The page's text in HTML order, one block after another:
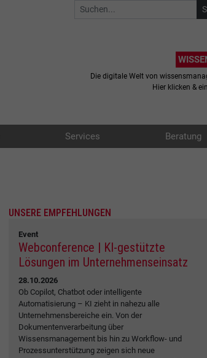
Die digitale Welt von
Hier klicken &
Services Beratung
UNSERE EMPFEHLUNGEN
Event
Webconference | KI-gestützte
Lösungen im Unternehmenseinsatz
28.10.2026
Ob Copilot, Chatbot oder intelligente
Automatisierung – KI zieht in nahezu alle
Unternehmensbereiche ein. Von der
Dokumentenverarbeitung über
Wissensmanagement bis hin zu Workflow- und
Prozessunterstützung zeigen sich neue